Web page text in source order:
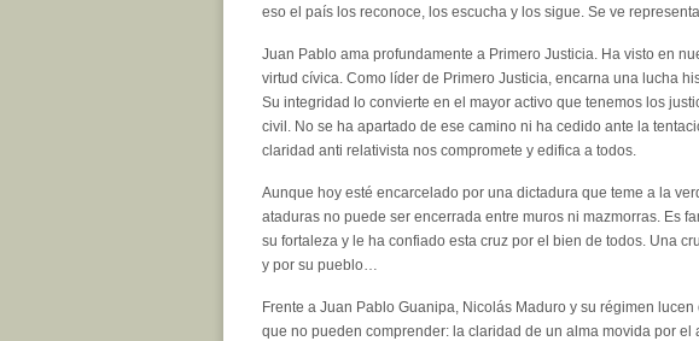
eso el país los reconoce, los escucha y los sigue. Se ve
Juan Pablo ama profundamente a Primero Justicia. Ha visto en
virtud cívica. Como líder de Primero Justicia, encarna una lucha
Su integridad lo convierte en el mayor activo que tenemos los
civil. No se ha apartado de ese camino ni ha cedido ante la
claridad anti relativista nos compromete y edifica a todos.
Aunque hoy esté encarcelado por una dictadura que teme a la
ataduras no puede ser encerrada entre muros ni mazmorras. Es
su fortaleza y le ha confiado esta cruz por el bien de todos. Una
y por su pueblo…
Frente a Juan Pablo Guanipa, Nicolás Maduro y su régimen
que no pueden comprender: la claridad de un alma movida por